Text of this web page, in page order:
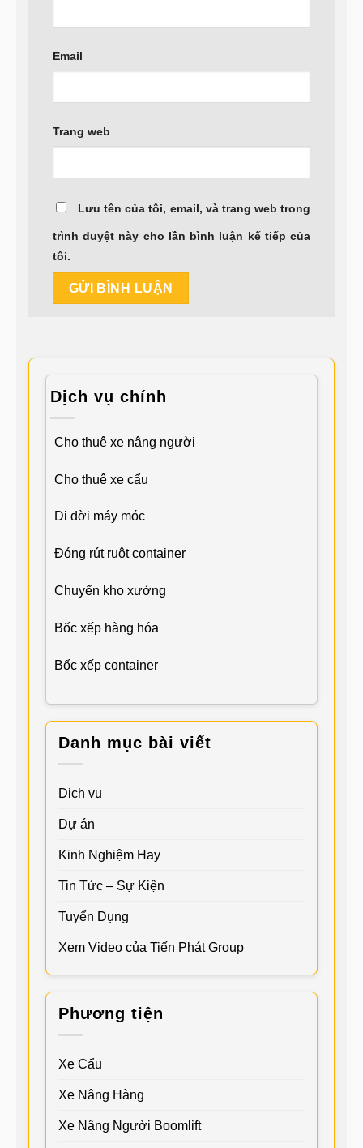
Email
Trang web
Lưu tên của tôi, email, và trang web trong
trình duyệt này cho lần bình luận kế tiếp của
tôi.
Dịch vụ chính
Cho thuê xe nâng người
Cho thuê xe cẩu
Di dời máy móc
Đóng rút ruột container
Chuyển kho xưởng
Bốc xếp hàng hóa
Bốc xếp container
Danh mục bài viết
Dịch vụ
Dự án
Kinh Nghiệm Hay
Tin Tức – Sự Kiện
Tuyển Dụng
Xem Video của Tiến Phát Group
Phương tiện
Xe Cẩu
Xe Nâng Hàng
Xe Nâng Người Boomlift